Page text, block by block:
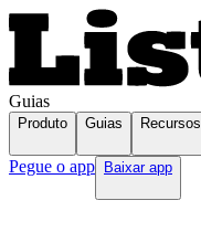
Guias
Produto Guias Recursos
Pegue o app Baixar app